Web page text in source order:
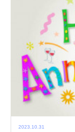
2023.10.31